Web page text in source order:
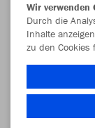
Wir verwenden
Durch die
Inhalte
zu den